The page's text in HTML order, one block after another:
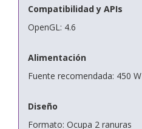
Compatibilidad y APIs
OpenGL: 4.6
Alimentación
Fuente recomendada: 450 W
Diseño
Formato: Ocupa 2 ranuras